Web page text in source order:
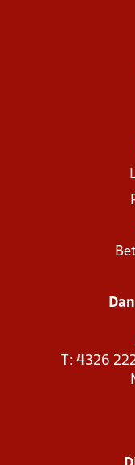
T: 4326